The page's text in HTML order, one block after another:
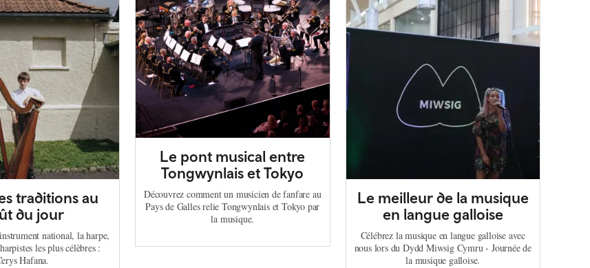
traditions au
du jour
national, la harpe,
les plus célèbres :
Hafana.
Le pont musical entre
Tongwynlais et Tokyo
Découvrez comment un musicien de fanfare au
Pays de Galles relie Tongwynlais et Tokyo par
la musique.
Le meilleur de la musique
en langue galloise
Célébrez la musique en langue galloise avec
nous lors du Dydd Miwsig Cymru - Journée de
la musique galloise.